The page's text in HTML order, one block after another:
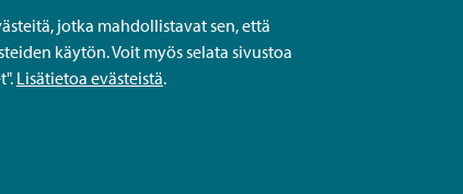
jotka mahdollistavat sen, että
käytön. Voit myös selata sivustoa
Lisätietoa evästeistä.
Anna palautetta nimettömästi
Kysy tai asioi